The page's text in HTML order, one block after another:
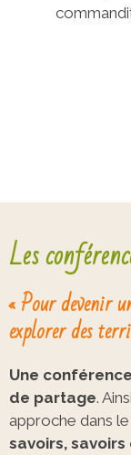
Les
« Pour devenir
explorer des
Une
de partage.
approche dans
savoirs,